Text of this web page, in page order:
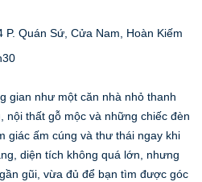
P. Quán Sứ, Cửa Nam, Hoàn Kiếm
gian như một căn nhà nhỏ thanh
nội thất gỗ mộc và những chiếc đèn
giác ấm cúng và thư thái ngay khi
diện tích không quá lớn, nhưng
gũi, vừa đủ để bạn tìm được góc